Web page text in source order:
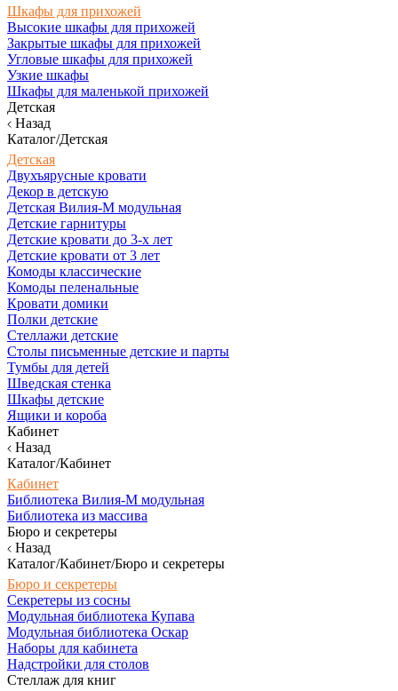
Шкафы для прихожей
Высокие шкафы для прихожей
Закрытые шкафы для прихожей
Угловые шкафы для прихожей
Узкие шкафы
Шкафы для маленькой прихожей
Детская
Назад
Каталог/Детская
Детская
Двухъярусные кровати
Декор в детскую
Детская Вилия-М модульная
Детские гарнитуры
Детские кровати до 3-х лет
Детские кровати от 3 лет
Комоды классические
Комоды пеленальные
Кровати домики
Полки детские
Стеллажи детские
Столы письменные детские и парты
Тумбы для детей
Шведская стенка
Шкафы детские
Ящики и короба
Кабинет
Назад
Каталог/Кабинет
Кабинет
Библиотека Вилия-М модульная
Библиотека из массива
Бюро и секретеры
Назад
Каталог/Кабинет/Бюро и секретеры
Бюро и секретеры
Секретеры из сосны
Модульная библиотека Купава
Модульная библиотека Оскар
Наборы для кабинета
Надстройки для столов
Стеллаж для книг